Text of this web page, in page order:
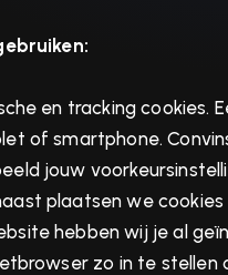
en tracking
of smartphone.
jouw
plaatsen we
hebben wij je al
zo in te